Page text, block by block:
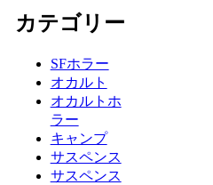
カテゴリー
SFホラー
オカルト
オカルトホ
ラー
キャンプ
サスペンス
サスペンス